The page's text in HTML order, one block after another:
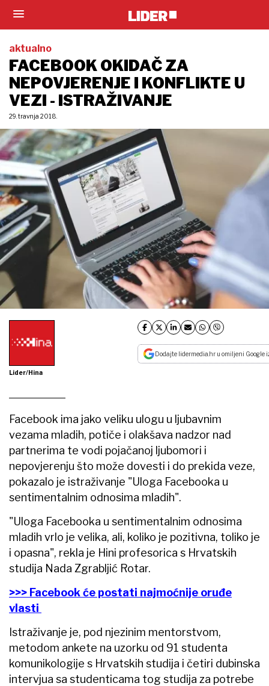
aktualno
FACEBOOK OKIDAČ ZA
NEPOVJERENJE I KONFLIKTE U
VEZI - ISTRAŽIVANJE
29. travnja 2018.
Lider/Hina
Dodajte lidermedia.hr u omiljeni Google
Facebook ima jako veliku ulogu u ljubavnim
vezama mladih, potiče i olakšava nadzor nad
partnerima te vodi pojačanoj ljubomori i
nepovjerenju što može dovesti i do prekida veze,
pokazalo je istraživanje "Uloga Facebooka u
sentimentalnim odnosima mladih".
"Uloga Facebooka u sentimentalnim odnosima
mladih vrlo je velika, ali, koliko je pozitivna, toliko je
i opasna", rekla je Hini profesorica s Hrvatskih
studija Nada Zgrabljić Rotar.
>>> Facebook će postati najmoćnije oruđe
vlasti
Istraživanje je, pod njezinim mentorstvom,
metodom ankete na uzorku od 91 studenta
komunikologije s Hrvatskih studija i četiri dubinska
intervjua sa studenticama tog studija za potrebe